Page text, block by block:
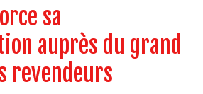
sa
auprès du grand
revendeurs